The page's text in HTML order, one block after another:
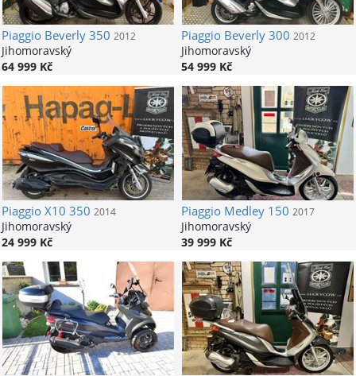
PiaggioBeverly 350 2012
Jihomoravský
64 999 Kč
PiaggioBeverly 300 2012
Jihomoravský
54 999 Kč
PiaggioX10 350 2014
Jihomoravský
24 999 Kč
PiaggioMedley 150 2017
Jihomoravský
39 999 Kč